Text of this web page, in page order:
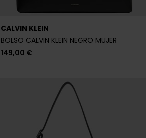
CALVIN KLEIN
BOLSO CALVIN KLEIN NEGRO MUJER
149,00 €